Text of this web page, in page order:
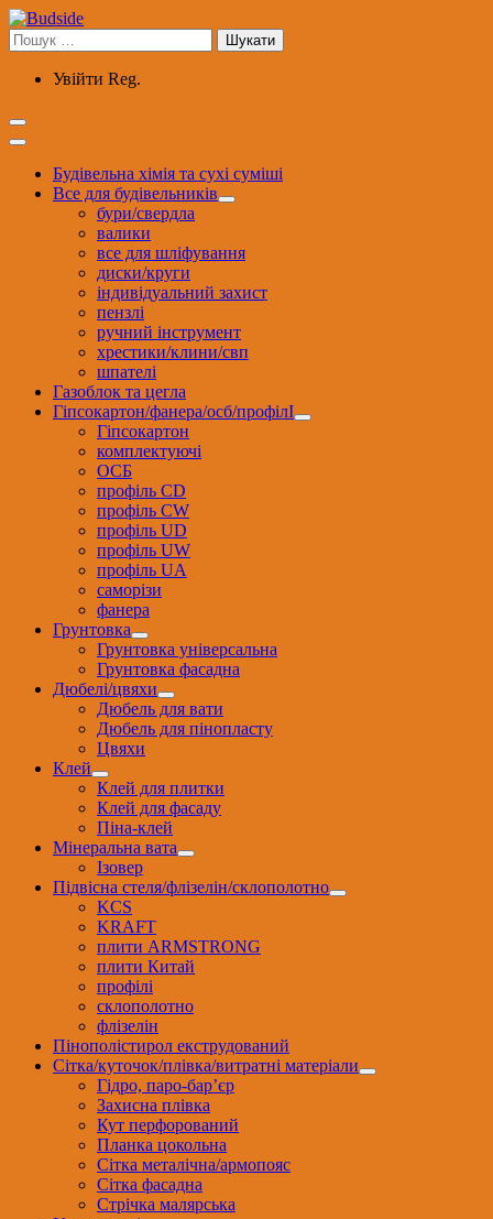
Перейти
до
вмісту
Пошук:
Увійти Reg.
Будівельна хімія та сухі суміші
Все для будівельників
бури/свердла
валики
все для шліфування
диски/круги
індивідуальний захист
пензлі
ручний інструмент
хрестики/клини/свп
шпателі
Газоблок та цегла
Гіпсокартон/фанера/осб/профілІ
Гіпсокартон
комплектуючі
ОСБ
профіль CD
профіль CW
профіль UD
профіль UW
профіль UА
саморізи
фанера
Грунтовка
Грунтовка універсальна
Грунтовка фасадна
Дюбелі/цвяхи
Дюбель для вати
Дюбель для пінопласту
Цвяхи
Клей
Клей для плитки
Клей для фасаду
Піна-клей
Мінеральна вата
Ізовер
Підвісна стеля/флізелін/склополотно
KCS
KRAFT
плити ARMSTRONG
плити Китай
профілі
склополотно
флізелін
Пінополістирол екструдований
Сітка/куточок/плівка/витратні матеріали
Гідро, паро-бар’єр
Захисна плівка
Кут перфорований
Планка цокольна
Сітка металічна/армопояс
Сітка фасадна
Стрічка малярська